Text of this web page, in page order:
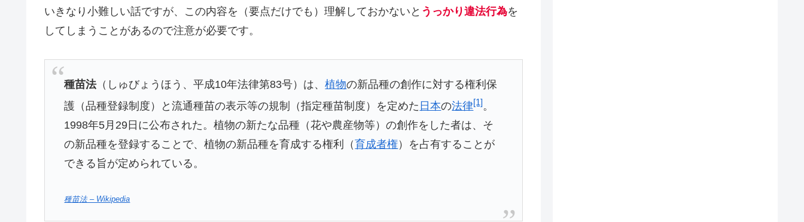
いきなり小難しい話ですが、この内容を（要点だけでも）理解しておかないと うっかり違法行為を
してしまうことがあるので注意が必要です。
種苗法（しゅびょうほう、平成10年法律第83号）は、植物の新品種の創作に対する権利保
護（品種登録制度）と流通種苗の表示等の規制（指定種苗制度）を定めた 日本の法律[1]。
1998年5月29日に公布された。植物の新たな品種（花や農産物等）の創作をした者は、そ
の新品種を登録することで、植物の新品種を育成する権利（育成者権）を占有することが
できる旨が定められている。
種苗法 – Wikipedia